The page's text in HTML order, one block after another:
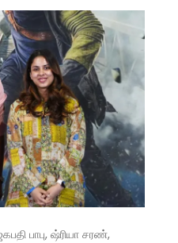
பாபு, ஷ்ரியா சரண்,